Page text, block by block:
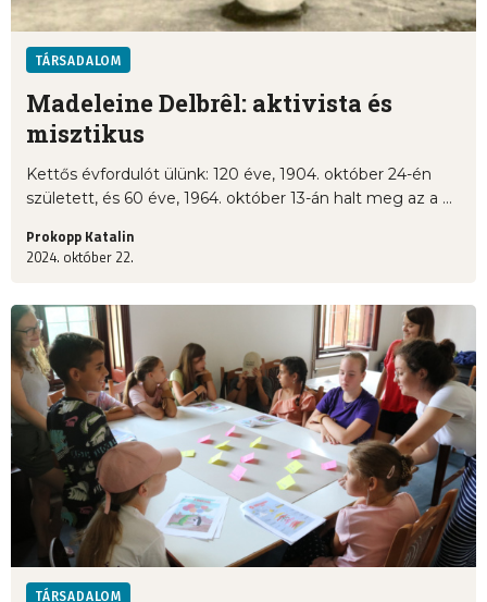
TÁRSADALOM
Madeleine Delbrêl: aktivista és
misztikus
Kettős évfordulót ülünk: 120 éve, 1904. október 24-én
született, és 60 éve, 1964. október 13-án halt meg az a ...
Prokopp Katalin
2024. október 22.
TÁRSADALOM